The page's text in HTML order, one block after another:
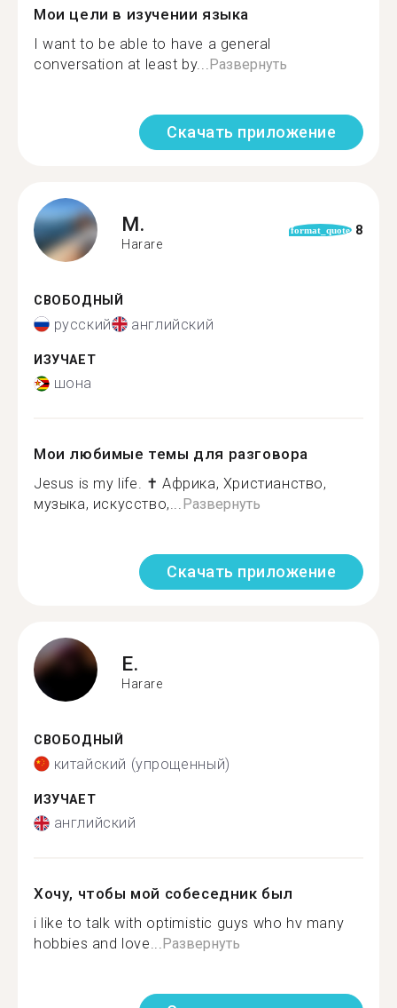
Мои цели в изучении языка
I want to be able to have a general
conversation at least by...Развернуть
Скачать приложение
M.
Harare
format_quote 8
СВОБОДНЫЙ
русский английский
ИЗУЧАЕТ
шона
Мои любимые темы для разговора
Jesus is my life. ✝ Африка, Христианство,
музыка, искусство,...Развернуть
Скачать приложение
E.
Harare
СВОБОДНЫЙ
китайский (упрощенный)
ИЗУЧАЕТ
английский
Хочу, чтобы мой собеседник был
i like to talk with optimistic guys who hv many
hobbies and love...Развернуть